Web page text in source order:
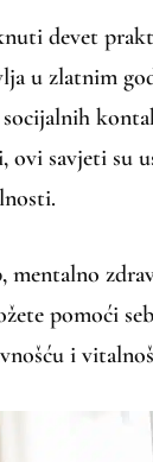
devet
u zlatnim
savjeti su
mentalno
pomoći
i